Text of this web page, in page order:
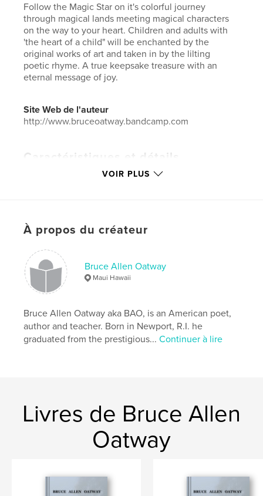
Follow the Magic Star on it's colorful journey
through magical lands meeting magical characters
on the way to your heart. Children and adults with
'the heart of a child" will be enchanted by the
original works of art and taken in by the lilting
poetic rhyme. A true keepsake treasure with an
eternal message of joy.
Site Web de l'auteur
http://www.bruceoatway.bandcamp.com
Caractéristiques et détails
Catégorie principale: Livres pour enfants
Format choisi:
# de pages: 24
ISBN
Couverture souple: 9781006384110
Couverture rigide imprimée: 9781006384103
LangueEnglish
Mots-clés
VOIR PLUS
À propos du créateur
Bruce Allen Oatway
Maui Hawaii
Bruce Allen Oatway aka BAO, is an American poet,
author and teacher. Born in Newport, R.I. he
graduated from the prestigious...Continuer à lire
Livres de Bruce Allen
Oatway